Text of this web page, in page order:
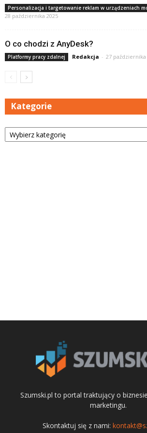
Personalizacja i targetowanie reklam w urządzeniach
28 października 2025
O co chodzi z AnyDesk?
Platformy pracy zdalnej Redakcja - 27 października
Kategorie
Kategorie
Szumski.pl to portal traktujący o
marketingu.
Skontaktuj się z nami: